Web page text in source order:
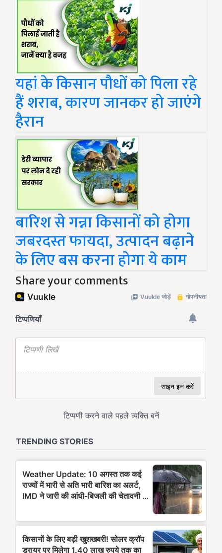
यहां के किसान पौधों को पिला रहे
हैं शराब, कारण जानकर हो जाएंगे
हैरान
बारिश से गन्ना किसानों को होगा
जबरदस्त फायदा, उत्पादन बढ़ाने
के लिए बस करना होगा ये काम
Share your comments